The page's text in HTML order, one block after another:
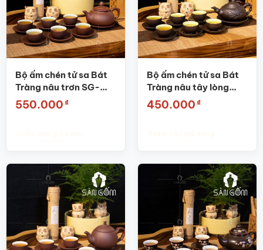
Bộ ấm chén tử sa Bát
Tràng nâu trơn SG-
AC21
550.000 ₫
Bộ ấm chén tử sa Bát
Tràng nâu tây lòng
trắng SG-AC18
450.000 ₫